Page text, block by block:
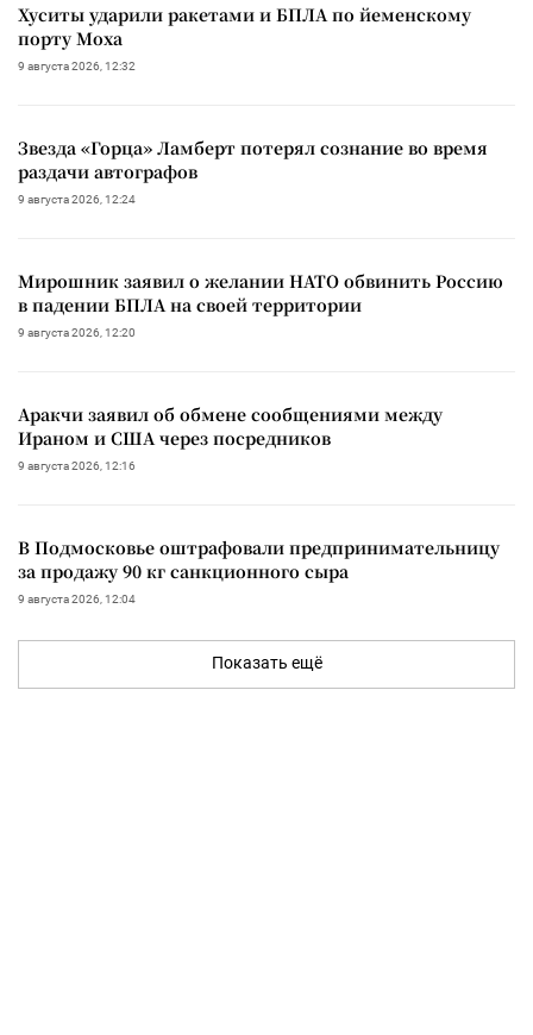
Хуситы ударили ракетами и БПЛА по йеменскому
порту Моха
9 августа 2026, 12:32
Звезда «Горца» Ламберт потерял сознание во время
раздачи автографов
9 августа 2026, 12:24
Мирошник заявил о желании НАТО обвинить Россию
в падении БПЛА на своей территории
9 августа 2026, 12:20
Аракчи заявил об обмене сообщениями между
Ираном и США через посредников
9 августа 2026, 12:16
В Подмосковье оштрафовали предпринимательницу
за продажу 90 кг санкционного сыра
9 августа 2026, 12:04
Показать ещё